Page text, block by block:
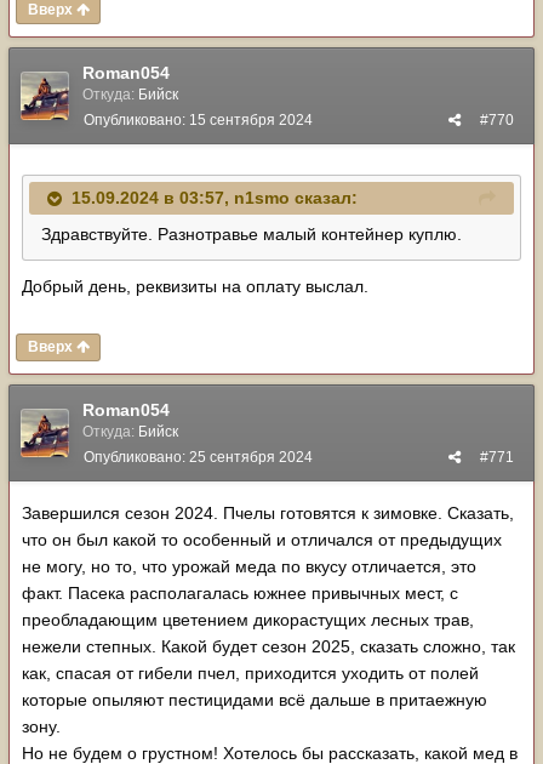
Вверх
Roman054
Откуда: Бийск
#770
Опубликовано: 15 сентября 2024
15.09.2024 в 03:57, n1smo сказал:
Здравствуйте. Разнотравье малый контейнер куплю.
Добрый день, реквизиты на оплату выслал.
Вверх
Roman054
Откуда: Бийск
#771
Опубликовано: 25 сентября 2024
Завершился сезон 2024. Пчелы готовятся к зимовке. Сказать,
что он был какой то особенный и отличался от предыдущих
не могу, но то, что урожай меда по вкусу отличается, это
факт. Пасека располагалась южнее привычных мест, с
преобладающим цветением дикорастущих лесных трав,
нежели степных. Какой будет сезон 2025, сказать сложно, так
как, спасая от гибели пчел, приходится уходить от полей
которые опыляют пестицидами всё дальше в притаежную
зону.
Но не будем о грустном! Хотелось бы рассказать, какой мед в